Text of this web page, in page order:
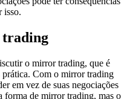
isso.
o mirror trading, que é
prática. Com o mirror trading
em vez de suas negociações
forma de mirror trading, mas o